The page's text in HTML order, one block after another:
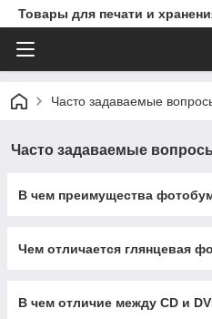
Товары для печати и
Часто задаваемые
Часто задаваемые
В чем преимущества
Чем отличается глянцевая
В чем отличие между CD и